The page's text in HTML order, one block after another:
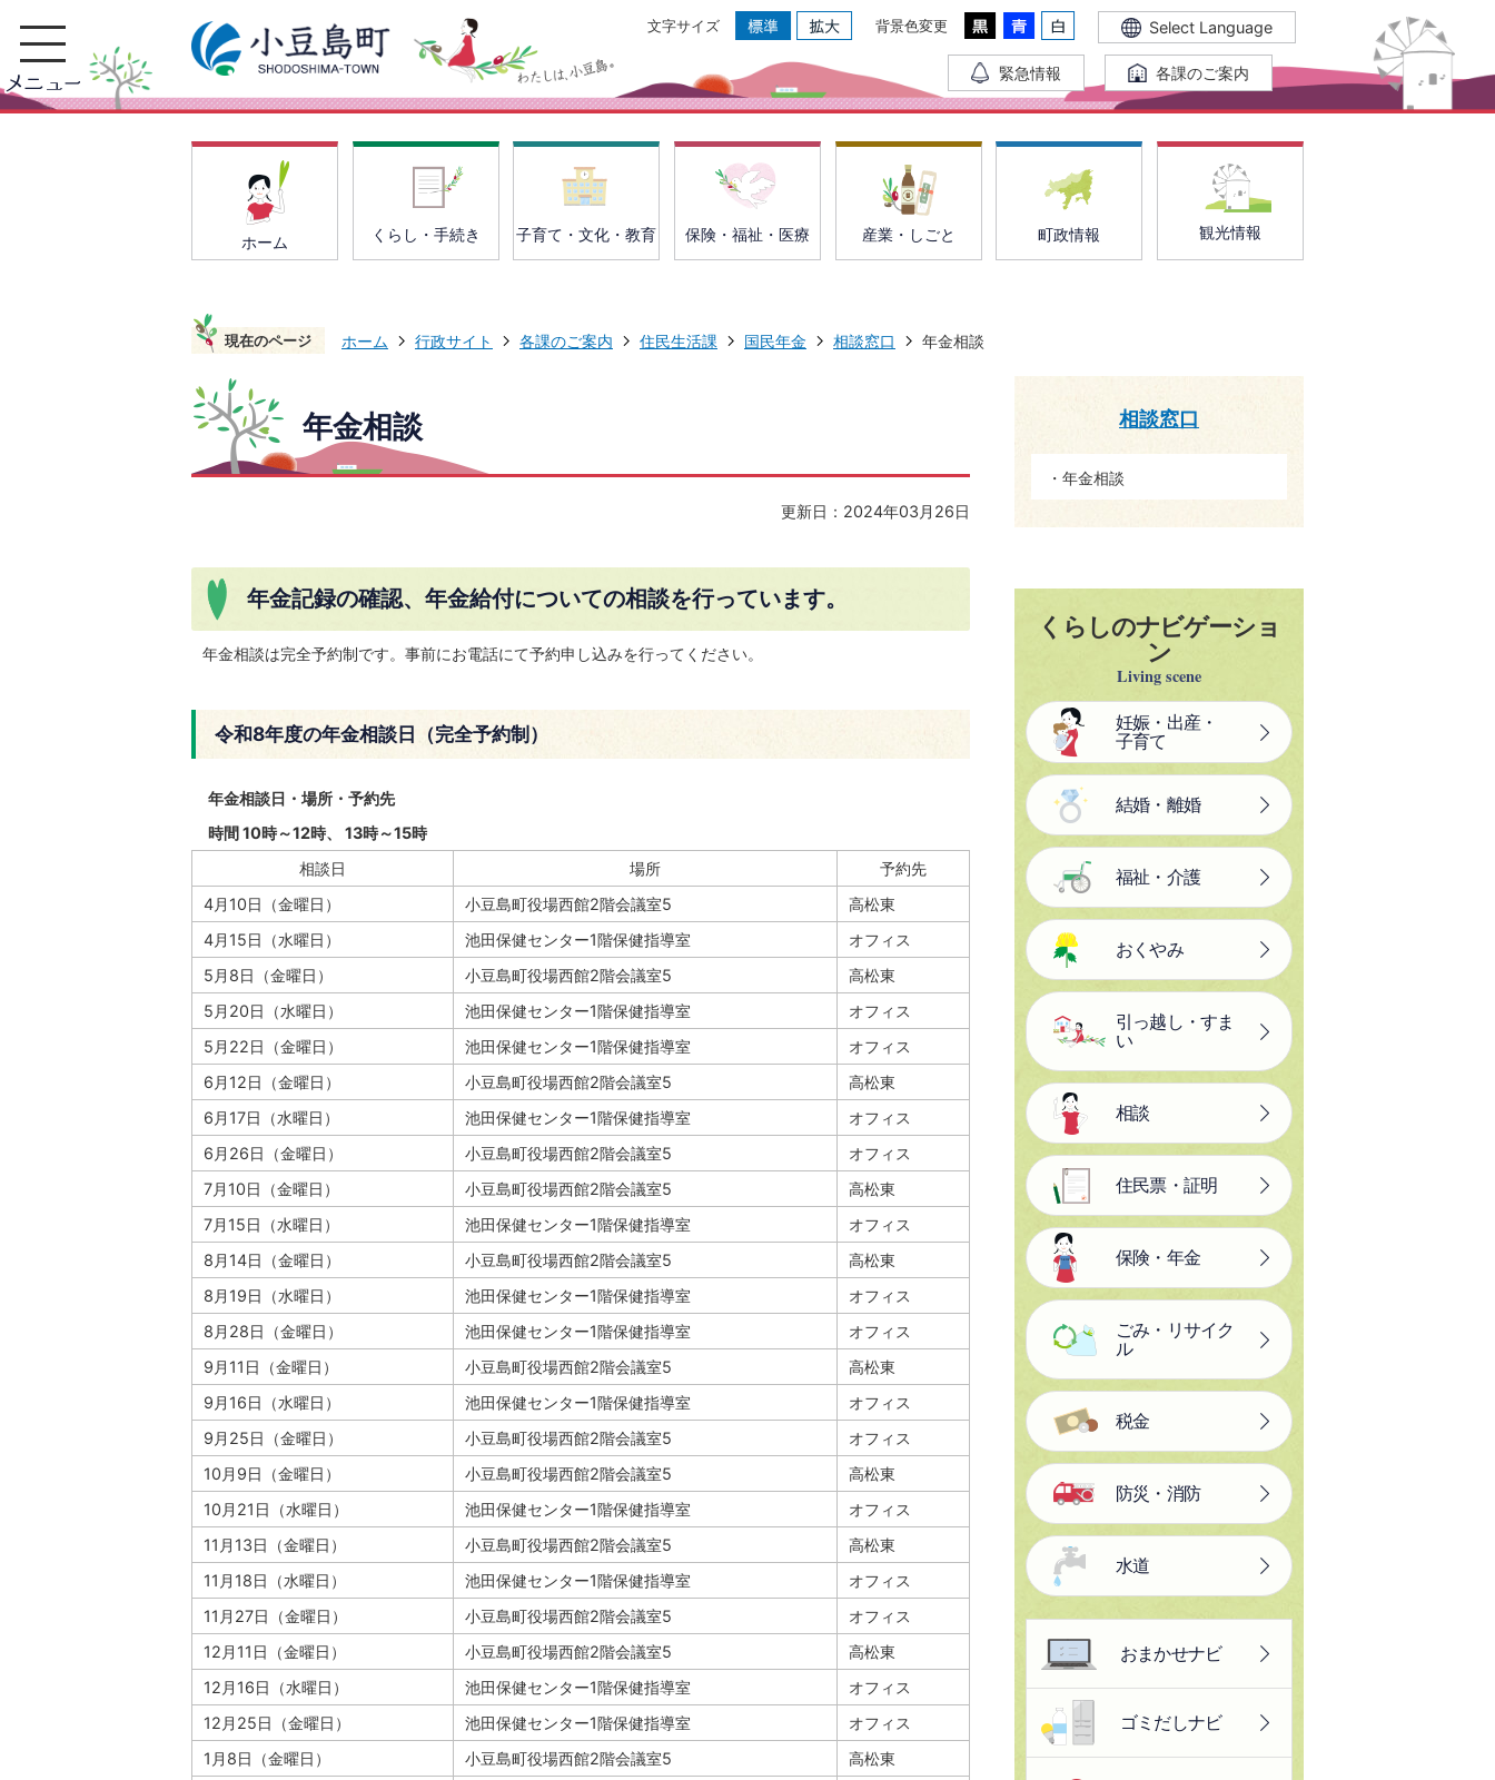
文字サイズ 背景色変更 Select Language
緊急情報 各課のご案内
ホーム くらし・手続き 子育て・文化・教育 保険・福祉・医療 産業・しごと 町政情報 観光情報
現在のページ ホーム 行政サイト 各課のご案内 住民生活課 国民年金 相談窓口 年金相談
年金相談
更新日：2024年03月26日
年金記録の確認、年金給付についての相談を行っています。
年金相談は完全予約制です。事前にお電話にて予約申し込みを行ってください。
令和8年度の年金相談日（完全予約制）
年金相談日・場所・予約先
時間 10時～12時、 13時～15時
相談日
場所
予約先
4月10日（金曜日）
小豆島町役場西館2階会議室5
高松東
4月15日（水曜日）
池田保健センター1階保健指導室
オフィス
5月8日（金曜日）
小豆島町役場西館2階会議室5
高松東
5月20日（水曜日）
池田保健センター1階保健指導室
オフィス
5月22日（金曜日）
池田保健センター1階保健指導室
オフィス
6月12日（金曜日）
小豆島町役場西館2階会議室5
高松東
6月17日（水曜日）
池田保健センター1階保健指導室
オフィス
6月26日（金曜日）
小豆島町役場西館2階会議室5
オフィス
7月10日（金曜日）
小豆島町役場西館2階会議室5
高松東
7月15日（水曜日）
池田保健センター1階保健指導室
オフィス
8月14日（金曜日）
小豆島町役場西館2階会議室5
高松東
8月19日（水曜日）
池田保健センター1階保健指導室
オフィス
8月28日（金曜日）
池田保健センター1階保健指導室
オフィス
9月11日（金曜日）
小豆島町役場西館2階会議室5
高松東
9月16日（水曜日）
池田保健センター1階保健指導室
オフィス
9月25日（金曜日）
小豆島町役場西館2階会議室5
オフィス
10月9日（金曜日）
小豆島町役場西館2階会議室5
高松東
10月21日（水曜日）
池田保健センター1階保健指導室
オフィス
11月13日（金曜日）
小豆島町役場西館2階会議室5
高松東
11月18日（水曜日）
池田保健センター1階保健指導室
オフィス
11月27日（金曜日）
小豆島町役場西館2階会議室5
オフィス
12月11日（金曜日）
小豆島町役場西館2階会議室5
高松東
12月16日（水曜日）
池田保健センター1階保健指導室
オフィス
12月25日（金曜日）
池田保健センター1階保健指導室
オフィス
1月8日（金曜日）
小豆島町役場西館2階会議室5
高松東
相談窓口
年金相談
くらしのナビゲーショ
ン
Living scene
妊娠・出産・
子育て
結婚・離婚
福祉・介護
おくやみ
引っ越し・すま
い
相談
住民票・証明
保険・年金
ごみ・リサイク
ル
税金
防災・消防
水道
おまかせナビ
ゴミだしナビ